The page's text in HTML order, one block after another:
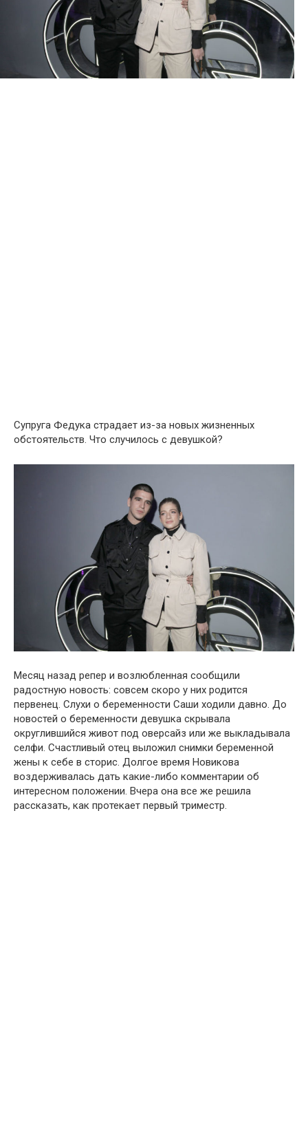
Супруга Федука страдает из-за новых жизненных
обстоятельств. Что случилось с девушкой?
Месяц назад репер и возлюбленная сообщили
радостную новость: совсем скоро у них родится
первенец. Слухи о беременности Саши ходили давно. До
новостей о беременности девушка скрывала
округлившийся живот под оверсайз или же выкладывала
селфи. Счастливый отец выложил снимки беременной
жены к себе в сторис. Долгое время Новикова
воздерживалась дать какие-либо комментарии об
интересном положении. Вчера она все же решила
рассказать, как протекает первый триместр.